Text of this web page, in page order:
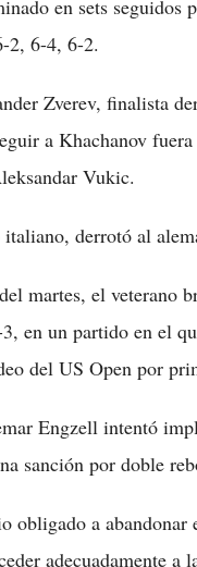
en sets seguidos
2, 6-4, 6-2.
Zverev, finalista
a Khachanov
Vukic.
derrotó al
martes, el veterano
en un partido en el
del US Open por
Engzell intentó
sanción por doble
obligado a abandonar
adecuadamente a